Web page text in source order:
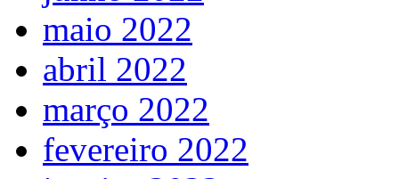
maio 2022
abril 2022
março 2022
fevereiro 2022